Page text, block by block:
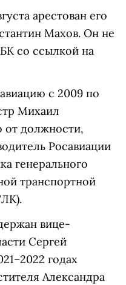
арестован его
Махов. Он не
со ссылкой на
с 2009 по
Михаил
от должности,
Росавиации
генерального
транспортной
вице-
Сергей
годах
Александра